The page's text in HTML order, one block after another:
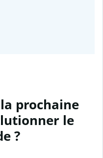
prochaine
le
?